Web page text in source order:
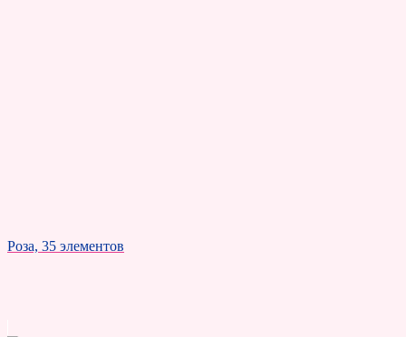
Роза, 35 элементов